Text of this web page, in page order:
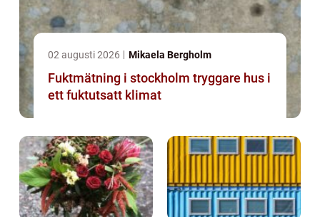
02 augusti 2026 Mikaela Bergholm
Fuktmätning i stockholm tryggare hus i
ett fuktutsatt klimat